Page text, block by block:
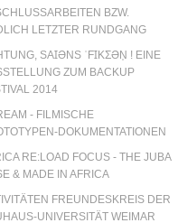
BZW.
LETZTER RUNDGANG
SAꞮƏNS ˈFꞮKƩƏN̩ ! EINE
ZUM BACKUP
2014
- FILMISCHE
DOKUMENTATIONEN
RE:LOAD FOCUS - THE JUBA
& MADE IN AFRICA
FREUNDESKREIS DER
UNIVERSITÄT WEIMAR